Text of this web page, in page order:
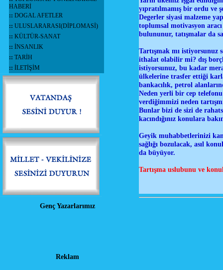
HABERİ
:: DOGAL AFETLER
:: ULUSLARARASI(DİPLOMASİ)
:: KÜLTÜR-SANAT
:: İNSANLIK
:: TARİH
:: İLETİŞİM
Genç Yazarlarımız
Reklam
yıpratılmamış bir ordu ve
Degerler siyasi malzeme
toplumsal motivasyon
bulununur, tatışmalar da
Tartışmak mı istiyorsunuz
ithalat olabilir mi? dış
istiyorsunuz, bu kadar
ülkelerine trasfer ettiği
bankacılık, petrol
Neden yerli bir cep
verdiğimmizi neden
Bunlar bizi de sizi de
kacındığınız konulara
Geyik muhabbetlerinizi
sağlığı bozulacak, asıl
da büyüyor.
Tartışma uslubunu ve